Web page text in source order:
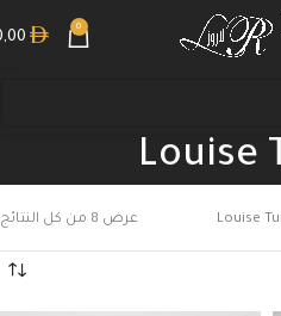
0
Louise
Louise عرض ⁦8⁩ من كل النتائج